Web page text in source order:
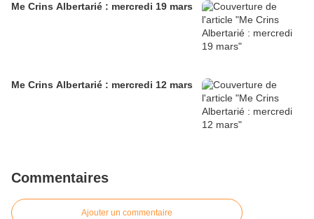
Me Crins Albertarié : mercredi 19 mars
Me Crins Albertarié : mercredi 12 mars
Commentaires
Ajouter un commentaire